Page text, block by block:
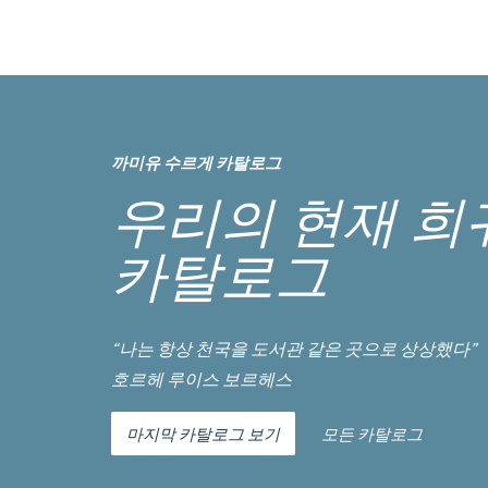
까미유 수르게 카탈로그
우리의 현재 희
카탈로그
“나는 항상 천국을 도서관 같은 곳으로 상상했다”
호르헤 루이스 보르헤스
마지막 카탈로그 보기 모든 카탈로그